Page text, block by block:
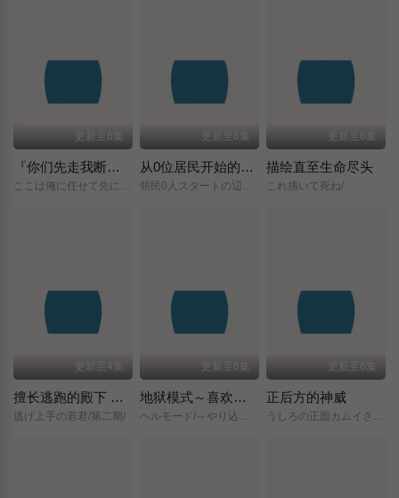
更新至6集
『你们先走我断后』，于是10年后我成为了传说
更新至6集
从0位居民开始的边境领主大人
更新至6集
描绘直至生命尽头
これ描いて死ね/
更新至4集
擅长逃跑的殿下 第二季
逃げ上手の若君/第二期/
更新至6集
地狱模式～喜欢挑战特殊成就的玩家在废设定的异世界成为无双～第二季
ヘルモード/～やり込み好きのゲーマーは廃設定の異世界で無双する～/2nd/Season/
更新至6集
正后方的神威
うしろの正面カムイさん/